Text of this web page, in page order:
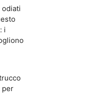
odiati
i
per